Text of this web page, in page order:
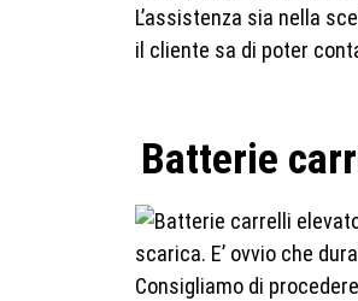
L’assistenza sia nella
il cliente sa di poter
Batterie
scarica. E’ ovvio che d
Consigliamo di